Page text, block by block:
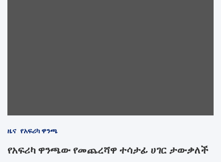
ዜና የአፍሪካ ዋንጫ
የአፍሪካ ዋንጫው የመጨረሻዋ ተሳታፊ ሀገር ታውቃለች